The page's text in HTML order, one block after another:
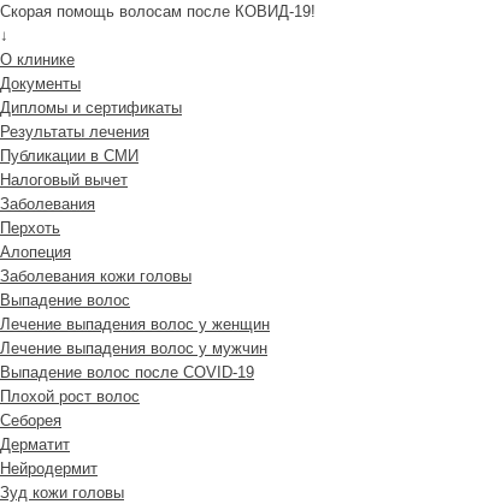
Скорая помощь волосам после КОВИД-19!
↓
О клинике
Документы
Дипломы и сертификаты
Результаты лечения
Публикации в СМИ
Налоговый вычет
Заболевания
Перхоть
Алопеция
Заболевания кожи головы
Выпадение волос
Лечение выпадения волос у женщин
Лечение выпадения волос у мужчин
Выпадение волос после COVID-19
Плохой рост волос
Cеборея
Дерматит
Нейродермит
Зуд кожи головы